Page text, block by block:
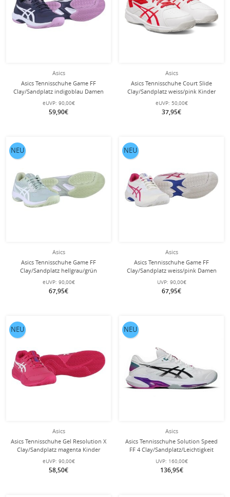
Asics
Asics Tennisschuhe Game FF
Clay/Sandplatz indigoblau Damen
eUVP: 90,00€
59,90€
Asics
Asics Tennisschuhe Court Slide
Clay/Sandplatz weiss/pink Kinder
eUVP: 50,00€
37,95€
Asics
Asics Tennisschuhe Game FF
Clay/Sandplatz hellgrau/grün
eUVP: 90,00€
67,95€
NEU
Asics
Asics Tennisschuhe Game FF
Clay/Sandplatz weiss/pink Damen
UVP: 90,00€
67,95€
NEU
Asics
Asics Tennisschuhe Gel Resolution X
Clay/Sandplatz magenta Kinder
eUVP: 90,00€
58,50€
NEU
Asics
Asics Tennisschuhe Solution Speed
FF 4 Clay/Sandplatz/Leichtigkeit
UVP: 160,00€
136,95€
NEU